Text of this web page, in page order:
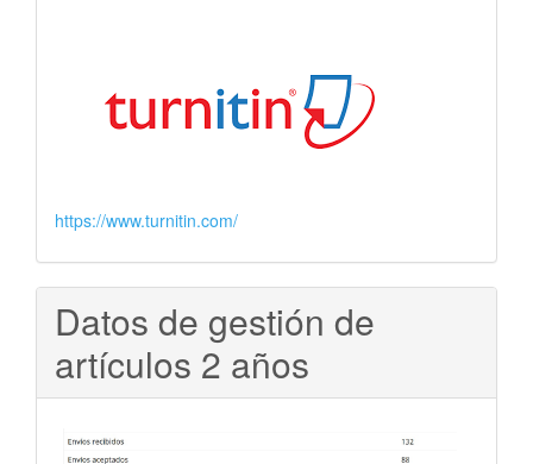
https://www.turnitin.com/
Datos de gestión de
artículos 2 años